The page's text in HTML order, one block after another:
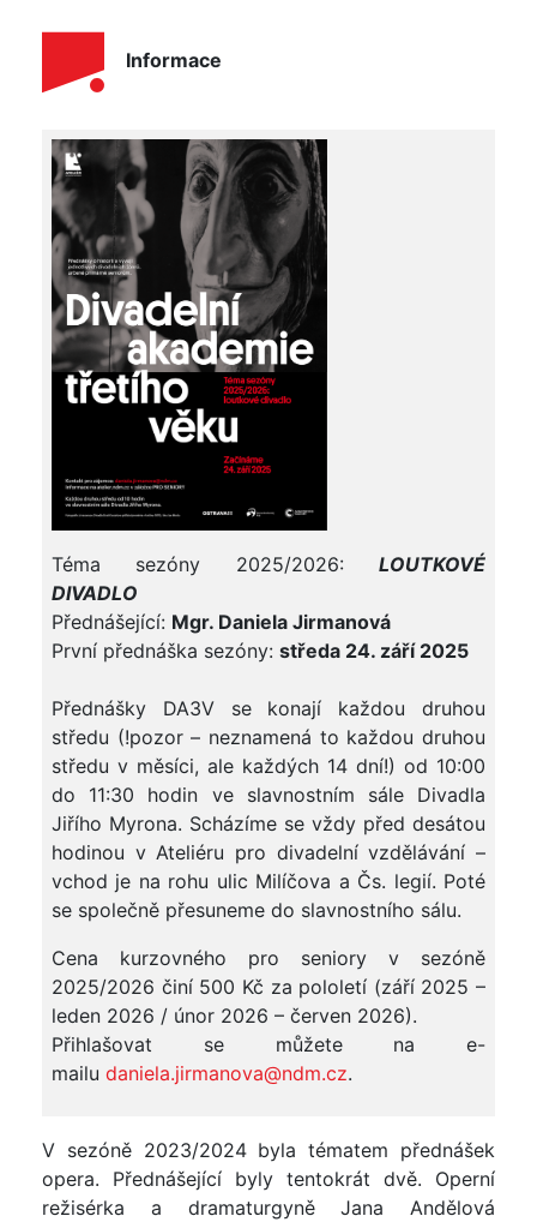
Informace
Téma sezóny 2025/2026: LOUTKOVÉ
DIVADLO
Přednášející: Mgr. Daniela Jirmanová
První přednáška sezóny: středa 24. září 2025
Přednášky DA3V se konají každou druhou
středu (!pozor – neznamená to každou druhou
středu v měsíci, ale každých 14 dní!) od 10:00
do 11:30 hodin ve slavnostním sále Divadla
Jiřího Myrona. Scházíme se vždy před desátou
hodinou v Ateliéru pro divadelní vzdělávání –
vchod je na rohu ulic Milíčova a Čs. legií. Poté
se společně přesuneme do slavnostního sálu.
Cena kurzovného pro seniory v sezóně
2025/2026 činí 500 Kč za pololetí (září 2025 –
leden 2026 / únor 2026 – červen 2026).
Přihlašovat se můžete na e-
mailu daniela.jirmanova@ndm.cz.
V sezóně 2023/2024 byla tématem přednášek
opera. Přednášející byly tentokrát dvě. Operní
režisérka a dramaturgyně Jana Andělová